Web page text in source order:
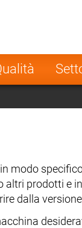
Poland
modo
altri prodotti e
dalla